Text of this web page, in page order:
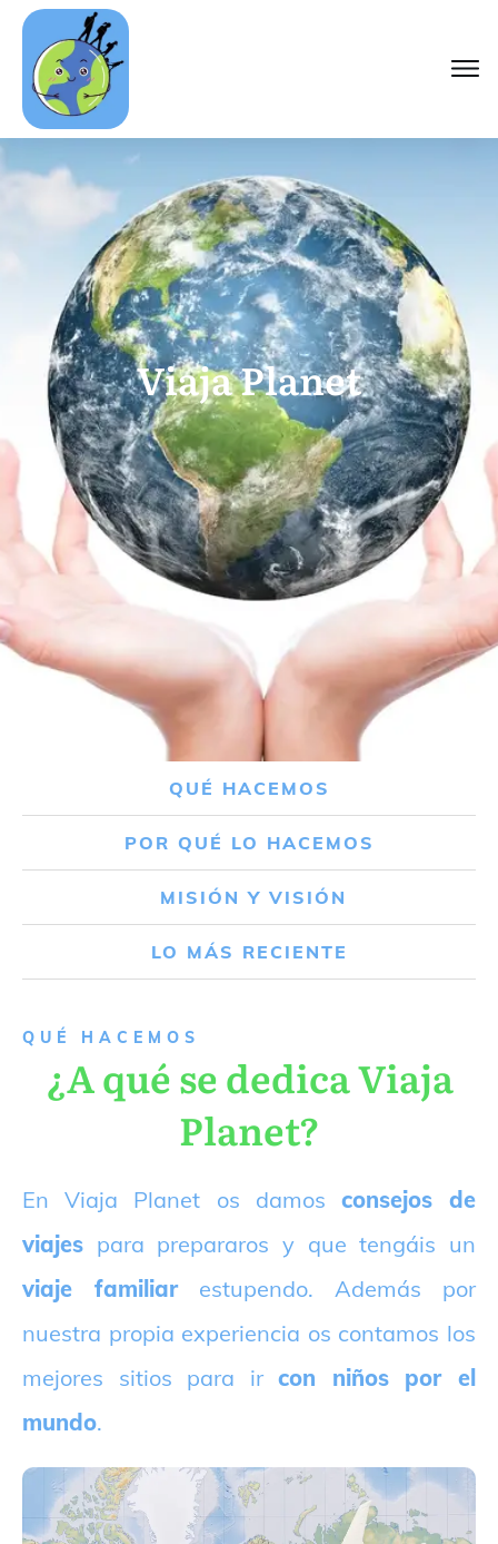
Viaja Planet
QUÉ HACEMOS
POR QUÉ LO HACEMOS
MISIÓN Y VISIÓN
LO MÁS RECIENTE
QUÉ HACEMOS
¿A qué se dedica Viaja
Planet?
En Viaja Planet os damos consejos de
viajes para prepararos y que tengáis un
viaje familiarestupendo. Además por
nuestra propia experiencia os contamos los
mejores sitios para ircon niños por el
mundo.